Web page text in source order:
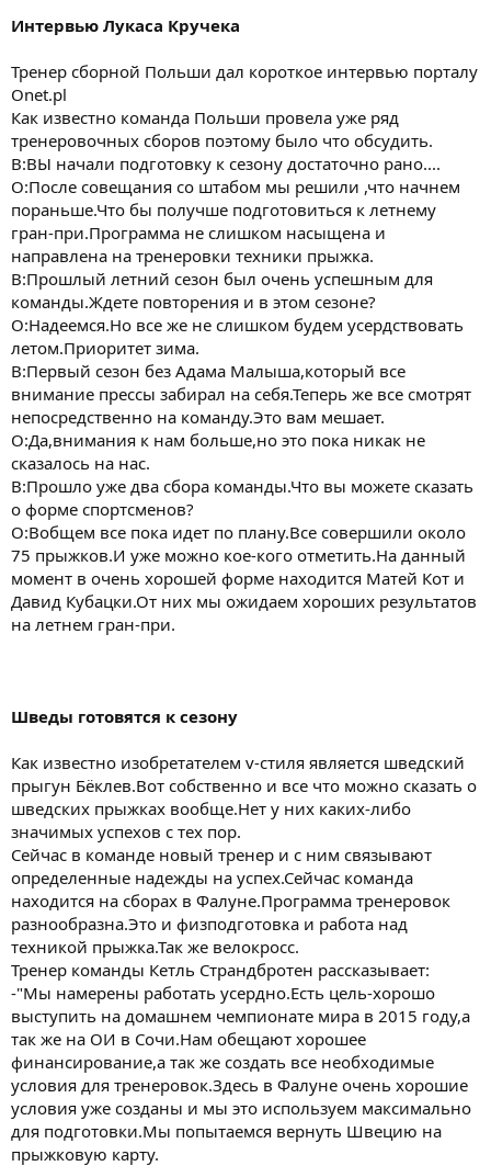
Интервью Лукаса Кручека
Тренер сборной Польши дал короткое интервью порталу
Onet.pl
Как известно команда Польши провела уже ряд
тренеровочных сборов поэтому было что обсудить.
В:ВЫ начали подготовку к сезону достаточно рано....
О:После совещания со штабом мы решили ,что начнем
пораньше.Что бы получше подготовиться к летнему
гран-при.Программа не слишком насыщена и
направлена на тренеровки техники прыжка.
В:Прошлый летний сезон был очень успешным для
команды.Ждете повторения и в этом сезоне?
О:Надеемся.Но все же не слишком будем усердствовать
летом.Приоритет зима.
В:Первый сезон без Адама Малыша,который все
внимание прессы забирал на себя.Теперь же все смотрят
непосредственно на команду.Это вам мешает.
О:Да,внимания к нам больше,но это пока никак не
сказалось на нас.
В:Прошло уже два сбора команды.Что вы можете сказать
о форме спортсменов?
О:Вобщем все пока идет по плану.Все совершили около
75 прыжков.И уже можно кое-кого отметить.На данный
момент в очень хорошей форме находится Матей Кот и
Давид Кубацки.От них мы ожидаем хороших результатов
на летнем гран-при.
Шведы готовятся к сезону
Как известно изобретателем v-стиля является шведский
прыгун Бёклев.Вот собственно и все что можно сказать о
шведских прыжках вообще.Нет у них каких-либо
значимых успехов с тех пор.
Сейчас в команде новый тренер и с ним связывают
определенные надежды на успех.Сейчас команда
находится на сборах в Фалуне.Программа тренеровок
разнообразна.Это и физподготовка и работа над
техникой прыжка.Так же велокросс.
Тренер команды Кетль Страндбротен рассказывает:
-"Мы намерены работать усердно.Есть цель-хорошо
выступить на домашнем чемпионате мира в 2015 году,а
так же на ОИ в Сочи.Нам обещают хорошее
финансирование,а так же создать все необходимые
условия для тренеровок.Здесь в Фалуне очень хорошие
условия уже созданы и мы это используем максимально
для подготовки.Мы попытаемся вернуть Швецию на
прыжковую карту.